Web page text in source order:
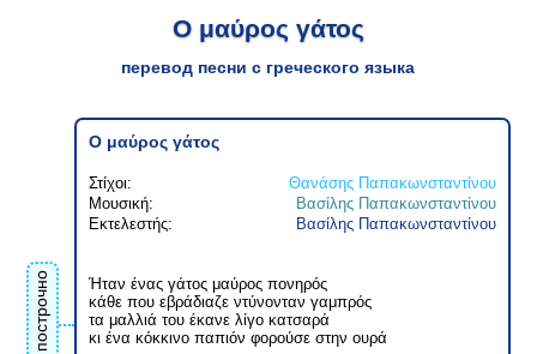
Ο μαύρος γάτος
перевод песни с греческого языка
построчно
Ο μαύρος γάτος
Στίχοι:
Θανάσης Παπακωνσταντίνου
Μουσική:
Βασίλης Παπακωνσταντίνου
Εκτελεστής:
Βασίλης Παπακωνσταντίνου
Ήταν ένας γάτος μαύρος πονηρός
κάθε που εβράδιαζε ντύνονταν γαμπρός
τα μαλλιά του έκανε λίγο κατσαρά
κι ένα κόκκινο παπιόν φορούσε στην ουρά